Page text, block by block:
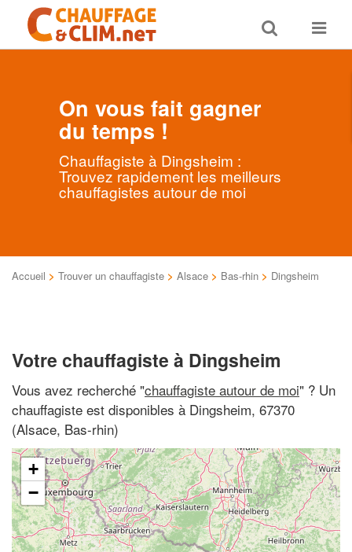
Toggle
search
Toggle
On vous fait gagner
du temps !
Chauffagiste à Dingsheim :
Trouvez rapidement les meilleurs
chauffagistes autour de moi
Accueil > Trouver un chauffagiste > Alsace > Bas-rhin > Dingsheim
Votre chauffagiste à Dingsheim
Vous avez recherché "chauffagiste autour de moi" ? Un
chauffagiste est disponibles à Dingsheim, 67370
(Alsace, Bas-rhin)
+
−